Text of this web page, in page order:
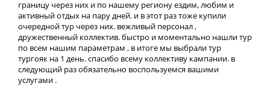
границу через них и по нашему региону ездим, любим и
активный отдых на пару дней. и в этот раз тоже купили
очередной тур через них. вежливый персонал ,
дружественный коллектив. быстро и моментально нашли тур
по всем нашим параметрам , в итоге мы выбрали тур
тургояк на 1 день. спасибо всему коллективу кампании. в
следующий раз обязательно воспользуемся вашими
услугами .